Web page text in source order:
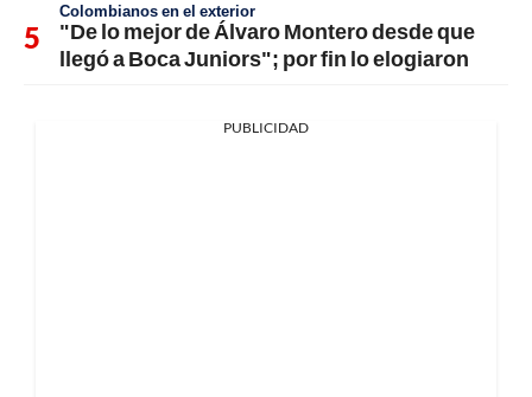
Colombianos en el exterior
"De lo mejor de Álvaro Montero desde que
llegó a Boca Juniors"; por fin lo elogiaron
PUBLICIDAD